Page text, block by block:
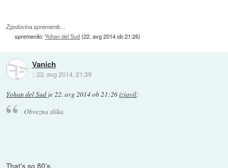
Zgodovina sprememb…
spremenilo:Yohan del Sud(22. avg 2014 ob 21:26)
Vanich
::22. avg 2014, 21:39
Yohan del Sud je22. avg 2014 ob 21:26izjavil:
Obvezna slika.
That's so 80's.